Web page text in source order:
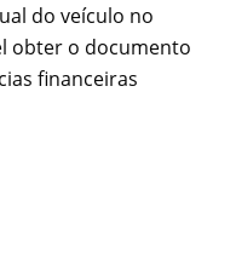
do veículo no
obter o documento
financeiras